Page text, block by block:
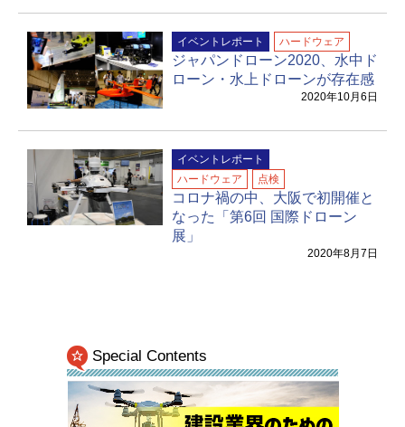
イベントレポート ハードウェア
ジャパンドローン2020、水中ド
ローン・水上ドローンが存在感
2020年10月6日
イベントレポート
ハードウェア
点検
コロナ禍の中、大阪で初開催と
なった「第6回 国際ドローン
展」
2020年8月7日
Special Contents